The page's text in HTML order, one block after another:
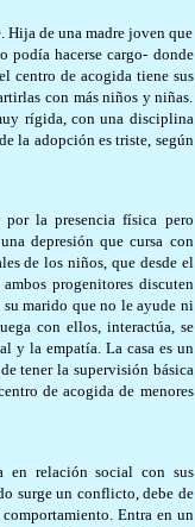
Hija de una madre joven que
podía hacerse cargo- donde
centro de acogida tiene sus
con más niños y niñas.
rígida, con una disciplina
la adopción es triste, según
la presencia física pero
depresión que cursa con
de los niños, que desde el
progenitores discuten
su marido que no le ayude ni
con ellos, interactúa, se
y la empatía. La casa es un
tener la supervisión básica
de acogida de menores
en relación social con sus
surge un conflicto, debe de
Entra en un